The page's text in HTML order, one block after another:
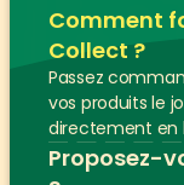
Comment
Collect ?
Passez
vos produits le
directement en
Proposez-